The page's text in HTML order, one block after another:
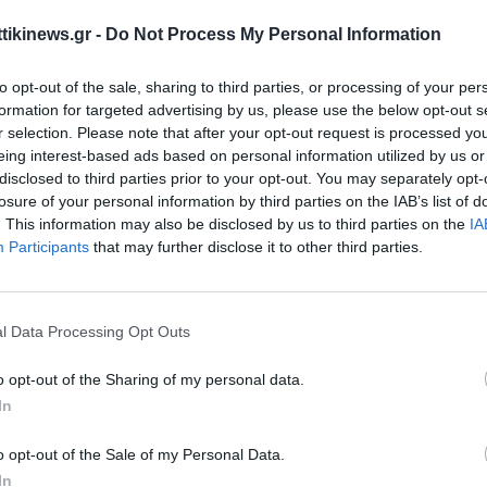
- Do Not Process My Personal Information
opt-out of the sale, sharing to third parties, or processing of your
for targeted advertising by us, please use the below opt-out
selection. Please note that after your opt-out request is processed
interest-based ads based on personal information utilized by us
to third parties prior to your opt-out. You may separately
of your personal information by third parties on the IAB’s list of
This information may also be disclosed by us to third parties on the
Participants that may further disclose it to other third parties.
Data Processing Opt Outs
opt-out of the Sharing of my personal data.
opt-out of the Sale of my Personal Data.
στην Ελλάδα και επιθυμούν να «δέσουν» στην Αττική και
ενδιαφέρον για τον μετασχηματισμό του Λιμένα Λαυρίου
Η δυνατότητα, ωστόσο, αυτή θα πρέπει να περιλάβει
υποδομών του.
με οδικούς άξονες, σιδηρόδρομο,
ακριβές μοντέλο αξιοποίησης είναι υπό διερεύνηση και θα
συνδρομή των συμβούλων. Ταυτόχρονα έχει ξεκινήσει η
του πρώτου «πράσινου» λιμένα του χαρτοφυλακίου του ΤΑΙΠΕΔ,
Green Port Lavrio.
μάλιστα και το γεγονός ότι ήδη έχει γίνει ο διαγωνισμός για
ενώ αναμένονται αποφάσεις για τις επεκτάσεις του οδικού